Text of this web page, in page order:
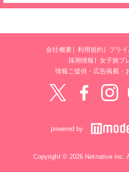
会社概要 利用規約
プラ
採用情報
女子旅プ
情報ご提供・広告掲載・
powered by
Copyright © 2026 Netnative Inc.